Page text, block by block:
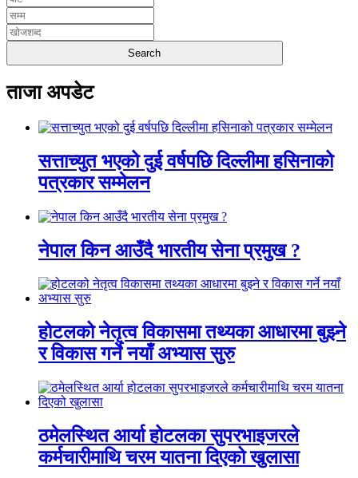
ताजा अपडेट
सत्ताच्युत भएको दुई वर्षपछि दिल्लीमा हसिनाको
पत्रकार सम्मेलन
नेपाल किन आउँदै भारतीय सेना प्रमुख ?
होटलको नेतृत्व विकासमा तथ्यका आधारमा बुझ्ने
र विकास गर्ने नयाँ अभ्यास सुरु
ठमेलस्थित आर्या होटलका सुपरभाइजरले
कर्मचारीमाथि चरम यातना दिएको खुलासा